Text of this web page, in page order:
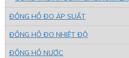
ĐỒNG HỒ ĐO ÁP SUẤT
ĐỒNG HỒ ĐO NHIỆT ĐỘ
ĐỒNG HỒ NƯỚC